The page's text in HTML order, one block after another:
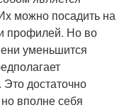
можно посадить на
профилей. Но во
уменьшится
достаточно
вполне себя